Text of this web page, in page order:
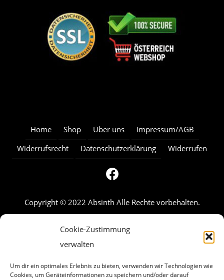
Cookie-Zustimmung
verwalten
Um dir ein optimales Erlebnis zu bieten, verwenden wir Technologien wie
Cookies, um Geräteinformationen zu speichern und/oder darauf
Home Shop Über uns
Impressum/AGB
Widerrufsrecht
Datenschutzerklärung Widerrufen
Copyright © 2022 Absinth Alle Rechte vorbehalten.